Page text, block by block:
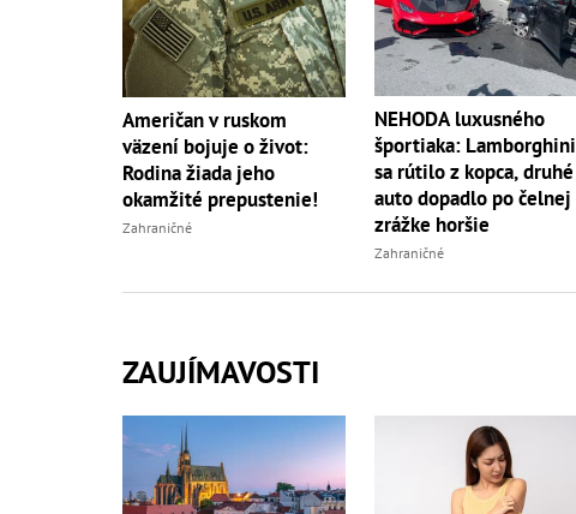
Američan v ruskom
väzení bojuje o život:
Rodina žiada jeho
okamžité prepustenie!
Zahraničné
NEHODA luxusného
športiaka: Lamborghini
sa rútilo z kopca, druhé
auto dopadlo po čelnej
zrážke horšie
Zahraničné
ZAUJÍMAVOSTI